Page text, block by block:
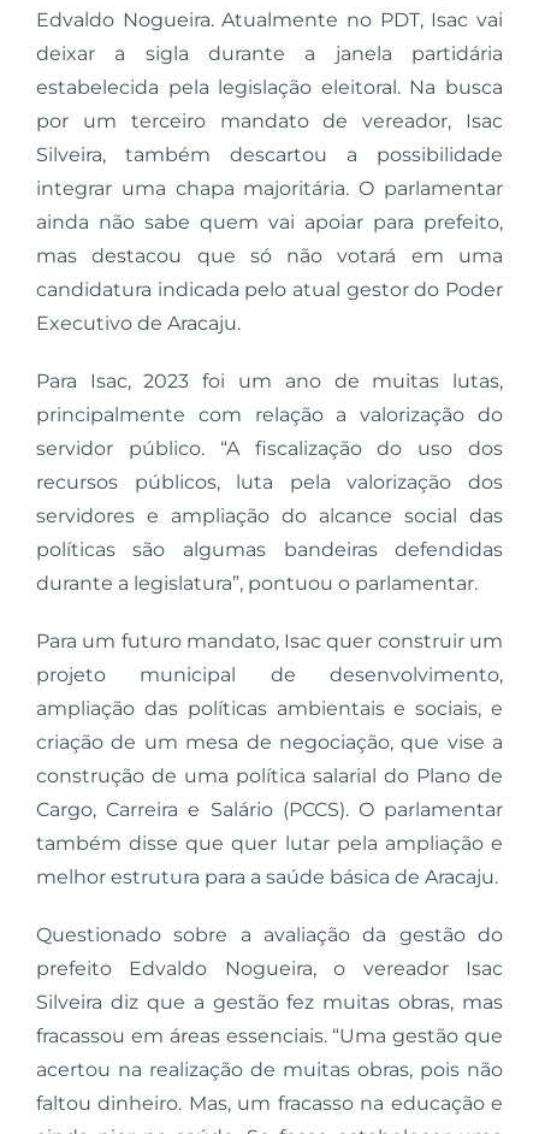
Edvaldo Nogueira. Atualmente no PDT, Isac vai
deixar a sigla durante a janela partidária
estabelecida pela legislação eleitoral. Na busca
por um terceiro mandato de vereador, Isac
Silveira, também descartou a possibilidade
integrar uma chapa majoritária. O parlamentar
ainda não sabe quem vai apoiar para prefeito,
mas destacou que só não votará em uma
candidatura indicada pelo atual gestor do Poder
Executivo de Aracaju.
Para Isac, 2023 foi um ano de muitas lutas,
principalmente com relação a valorização do
servidor público. “A ⁠fiscalização do uso dos
recursos públicos, luta pela valorização dos
servidores e ampliação do alcance social das
políticas são algumas bandeiras defendidas
durante a legislatura”, pontuou o parlamentar.
Para um futuro mandato, Isac quer construir um
projeto municipal de desenvolvimento,
ampliação das políticas ambientais e sociais, e
criação de um mesa de negociação, que vise a
construção de uma política salarial do Plano de
Cargo, Carreira e Salário (PCCS). O parlamentar
também disse que quer lutar pela ampliação e
melhor estrutura para a saúde básica de Aracaju.
Questionado sobre a avaliação da gestão do
prefeito Edvaldo Nogueira, o vereador Isac
Silveira diz que a gestão fez muitas obras, mas
fracassou em áreas essenciais. “Uma gestão que
acertou na realização de muitas obras, pois não
faltou dinheiro. Mas, um fracasso na educação e